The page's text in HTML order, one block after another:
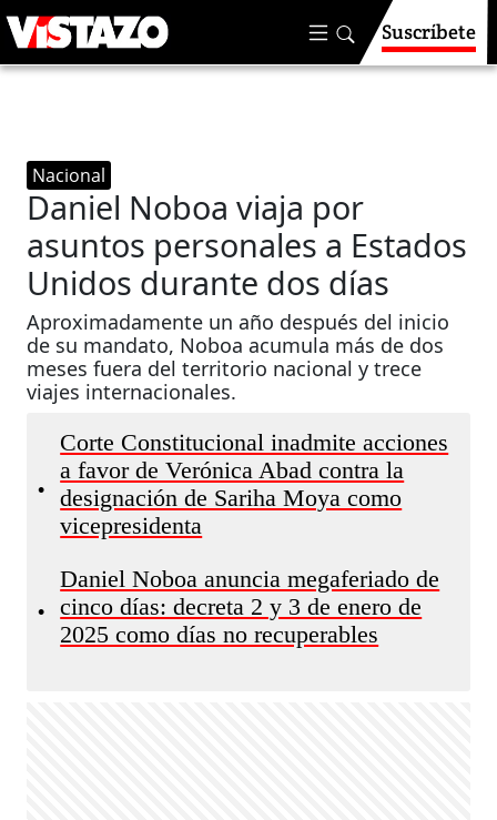
Suscríbete
Nacional
Daniel Noboa viaja por
asuntos personales a Estados
Unidos durante dos días
Aproximadamente un año después del inicio
de su mandato, Noboa acumula más de dos
meses fuera del territorio nacional y trece
viajes internacionales.
•
Corte Constitucional inadmite acciones
a favor de Verónica Abad contra la
designación de Sariha Moya como
vicepresidenta
•
Daniel Noboa anuncia megaferiado de
cinco días: decreta 2 y 3 de enero de
2025 como días no recuperables